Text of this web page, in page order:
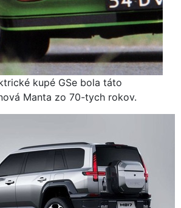
kupé GSe bola táto
Manta zo 70-tych rokov.